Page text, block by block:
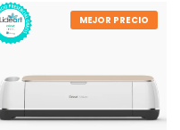
MEJOR PRECIO